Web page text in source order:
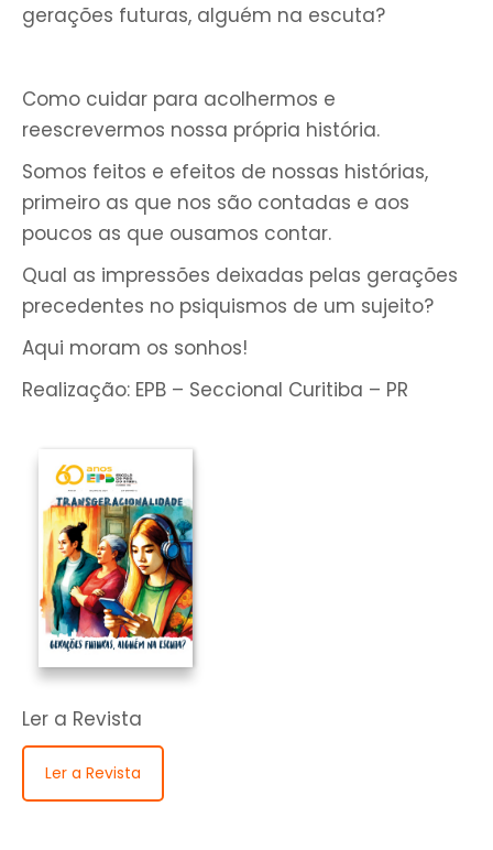
gerações futuras, alguém na escuta?
Como cuidar para acolhermos e
reescrevermos nossa própria história.
Somos feitos e efeitos de nossas histórias,
primeiro as que nos são contadas e aos
poucos as que ousamos contar.
Qual as impressões deixadas pelas gerações
precedentes no psiquismos de um sujeito?
Aqui moram os sonhos!
Realização: EPB – Seccional Curitiba – PR
Ler a Revista
Ler a Revista